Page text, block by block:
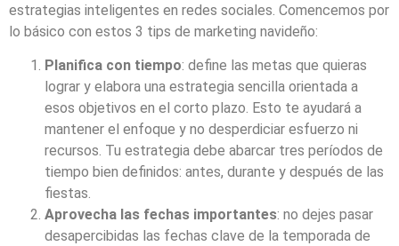
estrategias inteligentes en redes sociales. Comencemos por
lo básico con estos 3 tips de marketing navideño:
Planifica con tiempo: define las metas que quieras
lograr y elabora una estrategia sencilla orientada a
esos objetivos en el corto plazo. Esto te ayudará a
mantener el enfoque y no desperdiciar esfuerzo ni
recursos. Tu estrategia debe abarcar tres períodos de
tiempo bien definidos: antes, durante y después de las
fiestas.
Aprovecha las fechas importantes: no dejes pasar
desapercibidas las fechas clave de la temporada de